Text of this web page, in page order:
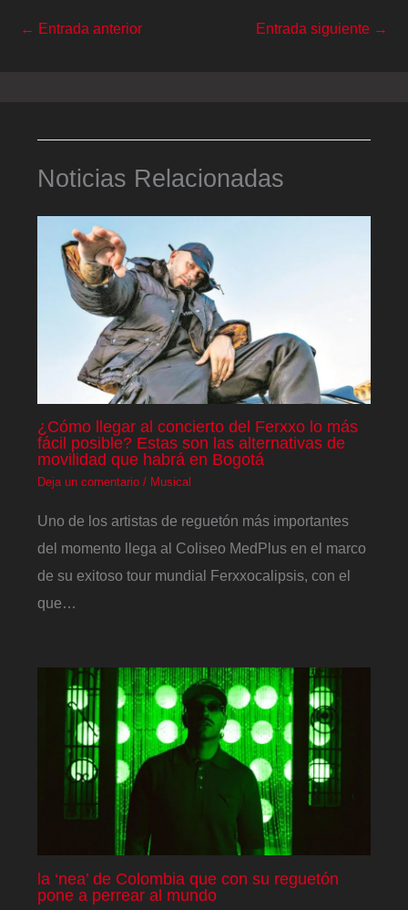
← Entrada anterior Entrada siguiente →
Noticias Relacionadas
¿Cómo llegar al concierto del Ferxxo lo más
fácil posible? Estas son las alternativas de
movilidad que habrá en Bogotá
Deja un comentario / Musical
Uno de los artistas de reguetón más importantes
del momento llega al Coliseo MedPlus en el marco
de su exitoso tour mundial Ferxxocalipsis, con el
que…
la ‘nea’ de Colombia que con su reguetón
pone a perrear al mundo